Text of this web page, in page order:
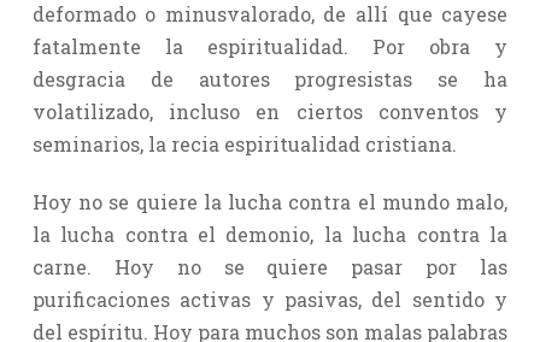
deformado o minusvalorado, de allí que cayese
fatalmente la espiritualidad. Por obra y
desgracia de autores progresistas se ha
volatilizado, incluso en ciertos conventos y
seminarios, la recia espiritualidad cristiana.
Hoy no se quiere la lucha contra el mundo malo,
la lucha contra el demonio, la lucha contra la
carne. Hoy no se quiere pasar por las
purificaciones activas y pasivas, del sentido y
del espíritu. Hoy para muchos son malas palabras